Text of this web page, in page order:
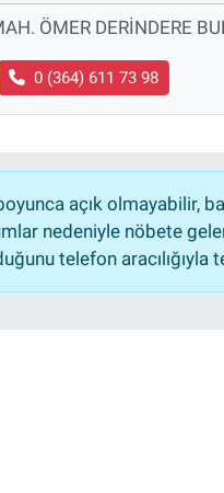
ÖMER DERİNDERE
0 (364) 611 73 98
açık olmayabilir,
nedeniyle nöbete
telefon